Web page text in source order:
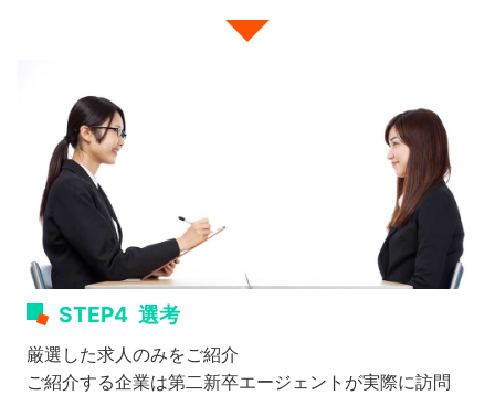
STEP4 選考
厳選した求人のみをご紹介
ご紹介する企業は第二新卒エージェントが実際に訪問